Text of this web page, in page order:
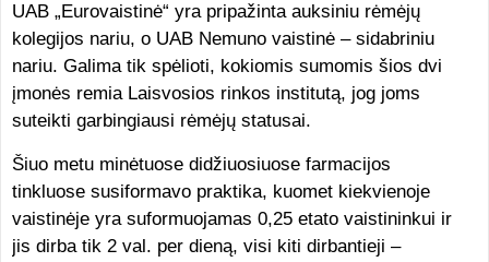
UAB „Eurovaistinė“ yra pripažinta auksiniu rėmėjų
kolegijos nariu, o UAB Nemuno vaistinė – sidabriniu
nariu. Galima tik spėlioti, kokiomis sumomis šios dvi
įmonės remia Laisvosios rinkos institutą, jog joms
suteikti garbingiausi rėmėjų statusai.
Šiuo metu minėtuose didžiuosiuose farmacijos
tinkluose susiformavo praktika, kuomet kiekvienoje
vaistinėje yra suformuojamas 0,25 etato vaistininkui ir
jis dirba tik 2 val. per dieną, visi kiti dirbantieji –